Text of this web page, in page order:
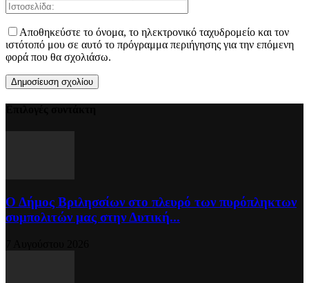
Αποθηκεύστε το όνομα, το ηλεκτρονικό ταχυδρομείο και τον
ιστότοπό μου σε αυτό το πρόγραμμα περιήγησης για την επόμενη
φορά που θα σχολιάσω.
Ο Δήμος Βριλησσίων στο πλευρό των πυρόπληκτων
συμπολιτών μας στην Δυτική...